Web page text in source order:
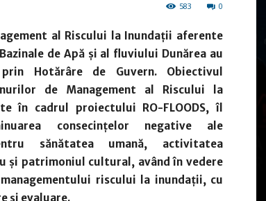
0
583
al Riscului la Inundaţii aferente
de Apă și al fluviului Dunărea au
Hotărâre de Guvern. Obiectivul
de Management al Riscului la
în cadrul proiectului RO-FLOODS, îl
consecințelor negative ale
sănătatea umană, activitatea
și patrimoniul cultural, având în vedere
riscului la inundații, cu
și evaluare.